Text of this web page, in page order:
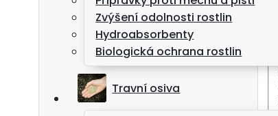
Zvýšení odolnosti rostlin
Hydroabsorbenty
Biologická ochrana rostlin
Travní osiva